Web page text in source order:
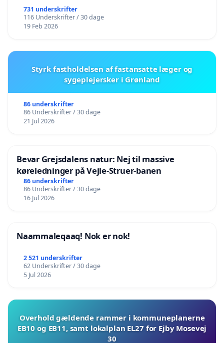
731 underskrifter
116 Underskrifter / 30 dage
19 Feb 2026
Styrk fastholdelsen af fastansatte læger og
sygeplejersker i Grønland
86 underskrifter
86 Underskrifter / 30 dage
21 Jul 2026
Bevar Grejsdalens natur: Nej til massive
køreledninger på Vejle-Struer-banen
86 underskrifter
86 Underskrifter / 30 dage
16 Jul 2026
Naammaleqaaq! Nok er nok!
2 521 underskrifter
62 Underskrifter / 30 dage
5 Jul 2026
Overhold gældende rammer i kommuneplanerne
EB10 og EB11, samt lokalplan EL27 for Ejby Mosevej
30